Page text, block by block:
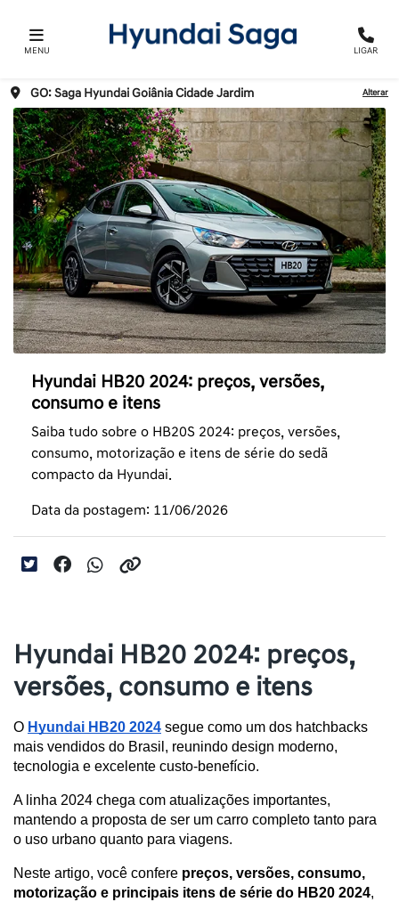
MENU LIGAR
GO: Saga Hyundai Goiânia Cidade Jardim Alterar
Hyundai HB20 2024: preços, versões,
consumo e itens
Saiba tudo sobre o HB20S 2024: preços, versões,
consumo, motorização e itens de série do sedã
compacto da Hyundai.
Data da postagem: 11/06/2026
Hyundai HB20 2024: preços,
versões, consumo e itens
O Hyundai HB20 2024 segue como um dos hatchbacks
mais vendidos do Brasil, reunindo design moderno,
tecnologia e excelente custo-benefício.
A linha 2024 chega com atualizações importantes,
mantendo a proposta de ser um carro completo tanto para
o uso urbano quanto para viagens.
Neste artigo, você confere preços, versões, consumo,
motorização e principais itens de série do HB20 2024,